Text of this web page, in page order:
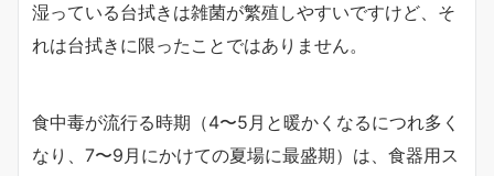
湿っている台拭きは雑菌が繁殖しやすいですけど、そ
れは台拭きに限ったことではありません。
食中毒が流行る時期（4〜5月と暖かくなるにつれ多く
なり、7〜9月にかけての夏場に最盛期）は、食器用ス